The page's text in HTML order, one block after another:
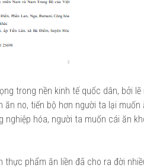
trong nền kinh tế quốc dân, bởi
no, tiến bộ hơn người ta lại muốn
hóa, người ta muốn cái ăn
phẩm ăn liền đã cho ra đời